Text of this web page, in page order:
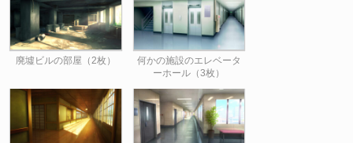
廃墟ビルの部屋（2枚）
何かの施設のエレベータ
ーホール（3枚）